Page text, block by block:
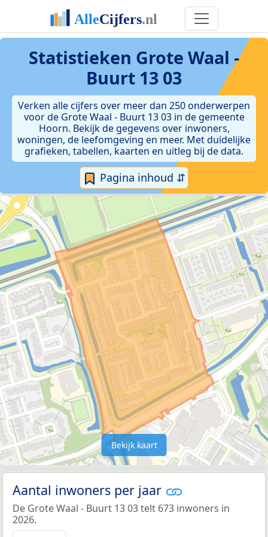
Statistieken Grote Waal -
Buurt 13 03
Verken alle cijfers over meer dan 250 onderwerpen
voor de Grote Waal - Buurt 13 03 in de gemeente
Hoorn. Bekijk de gegevens over inwoners,
woningen, de leefomgeving en meer. Met duidelijke
grafieken, tabellen, kaarten en uitleg bij de data.
Pagina inhoud ⇵
Bekijk kaart
Aantal inwoners per jaar
De Grote Waal - Buurt 13 03 telt 673 inwoners in
2026.